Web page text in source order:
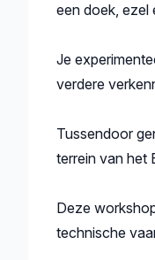
een doek, ezel
Je
verdere
Tussendoor
terrein van het
Deze
technische